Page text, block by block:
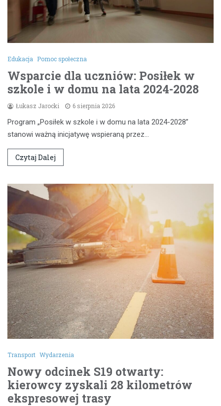
Edukacja Pomoc społeczna
Wsparcie dla uczniów: Posiłek w
szkole i w domu na lata 2024-2028
Łukasz Jarocki 6 sierpnia 2026
Program „Posiłek w szkole i w domu na lata 2024-2028”
stanowi ważną inicjatywę wspieraną przez…
Czytaj Dalej
Transport Wydarzenia
Nowy odcinek S19 otwarty:
kierowcy zyskali 28 kilometrów
ekspresowej trasy